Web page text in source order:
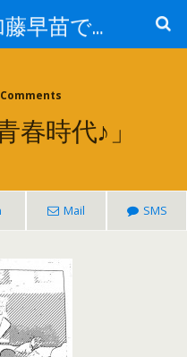
こんにちは！加藤早苗です。
Comments
春時代♪」
Mail SMS